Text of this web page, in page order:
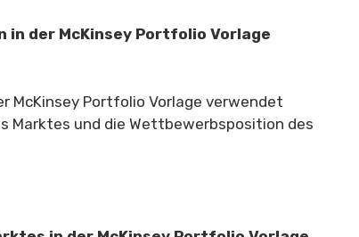
in der McKinsey Portfolio Vorlage
McKinsey Portfolio Vorlage verwendet
Marktes und die Wettbewerbsposition des